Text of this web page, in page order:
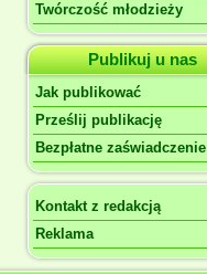
Twórczość młodzieży
Publikuj u nas
Jak publikować
Prześlij publikację
Bezpłatne zaświadczenie
Kontakt z redakcją
Reklama